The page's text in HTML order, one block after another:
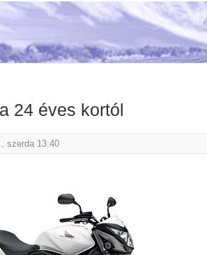
24 éves kortól
szerda 13:40